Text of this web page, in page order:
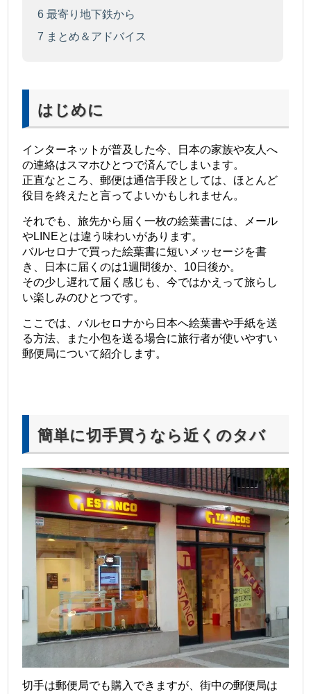
6 最寄り地下鉄から
7 まとめ＆アドバイス
はじめに
インターネットが普及した今、日本の家族や友人へ
の連絡はスマホひとつで済んでしまいます。
正直なところ、郵便は通信手段としては、ほとんど
役目を終えたと言ってよいかもしれません。
それでも、旅先から届く一枚の絵葉書には、メール
やLINEとは違う味わいがあります。
バルセロナで買った絵葉書に短いメッセージを書
き、日本に届くのは1週間後か、10日後か。
その少し遅れて届く感じも、今ではかえって旅らし
い楽しみのひとつです。
ここでは、バルセロナから日本へ絵葉書や手紙を送
る方法、また小包を送る場合に旅行者が使いやすい
郵便局について紹介します。
簡単に切手買うなら近くのタバ
コ屋
切手は郵便局でも購入できますが、街中の郵便局は